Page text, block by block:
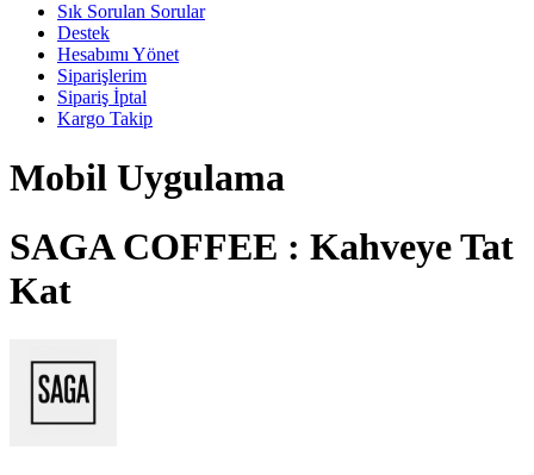
Sık Sorulan Sorular
Destek
Hesabımı Yönet
Siparişlerim
Sipariş İptal
Kargo Takip
Mobil Uygulama
SAGA COFFEE : Kahveye Tat
Kat